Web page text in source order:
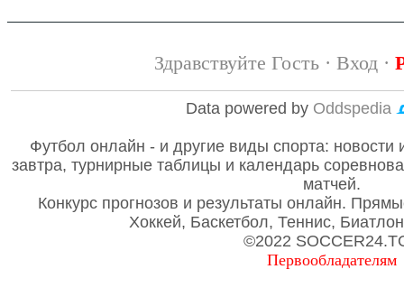
Здравствуйте Гость · Вход·
Data powered by Oddspedia
Футбол онлайн - и другие виды спорта: новости
завтра, турнирные таблицы и календарь
матчей.
Конкурс прогнозов и результаты онлайн.
Хоккей, Баскетбол, Теннис,
©2022
Первообладателям